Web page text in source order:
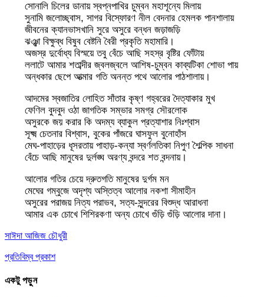
সোনালি চিলের ডানায় স্বপ্নপাখির চুম্বন মহাশূন্যে মিলায়
সুনামি জলোচ্ছ্বাস, সাগর বিস্ফোরণ নীল বেদনার হেমলক পানশালায়
জীবনের ক্যানভাসখানি সুরে অসুরে বন্ধন জড়াজড়ি
ঝঞ্ঝা বিক্ষুব্ধ বিষুব বেষ্টনি বৈরী প্রকৃতি মহামারি।
অজস্র দুর্বোধ্য বিস্ময়ে তবু বেঁচে আছি সহস্র বৃষ্টির ফোঁটায়
ললাটে আমার শতাব্দীর জ্বলজ্বলে আশিষ-চুম্বন কাব্যটিকা শোভা পায়
অন্ধকার ছেপে আত্মার গতি অনন্ত পথে আলোর পাঠশালায়।
আদমের স্বজাতির লোহিত সাঁতার কৃষ্ণ গহ্বরের দৈত্যাকার মুখ
ফেণিল বুদবুদ ওঠা জাগতিক সম্ভার সমগ্র সৌরলোক
অসুরকে জয় করার কি অদম্য ব্যাকুল প্রত্যাশার নিঃশ্বাস
সূক্ষ্ম চেতনার বিশ্বাস, বুকের পাঁজরে ঘাসফুল বুনোহাঁস
মেঘ-পাহাড়ের ধূসরতায় পাহাড়-কন্যা স্বর্ণলতিকা নিপুণ শৈল্পিক সাধনা
বেঁচে আছি মানুষের দুর্লঙ্ঘ অরণ্য বন্দরে শত বন্দনায়।
আলোর গতির চেয়ে দ্রুতগতি মানুষের দুর্গম মন
মেঘের গম্বুজে অদৃশ্য অস্তিত্ব আলোর নকশা সীমাহীন
অসুরের পরাজয় নিত্য পরাভব, সত্য-সুন্দরের বিশুদ্ধ আরাধনা
আমার এক চোখে শিশিরকণা অন্য চোখে গুঁড়ি গুঁড়ি আলোর দানা।
সাঈদা আজিজ চৌধুরী
প্রতিবিম্ব প্রকাশ
একটু পড়ুন